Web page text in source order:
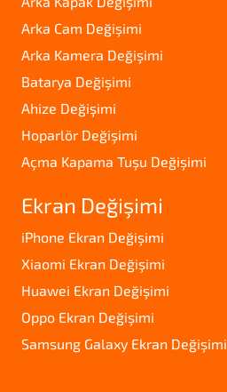
Arka Cam Değişimi
Arka Kamera Değişimi
Batarya Değişimi
Ahize Değişimi
Hoparlör Değişimi
Açma Kapama Tuşu Değişimi
Ekran Değişimi
iPhone Ekran Değişimi
Xiaomi Ekran Değişimi
Huawei Ekran Değişimi
Oppo Ekran Değişimi
Samsung Galaxy Ekran Değişimi